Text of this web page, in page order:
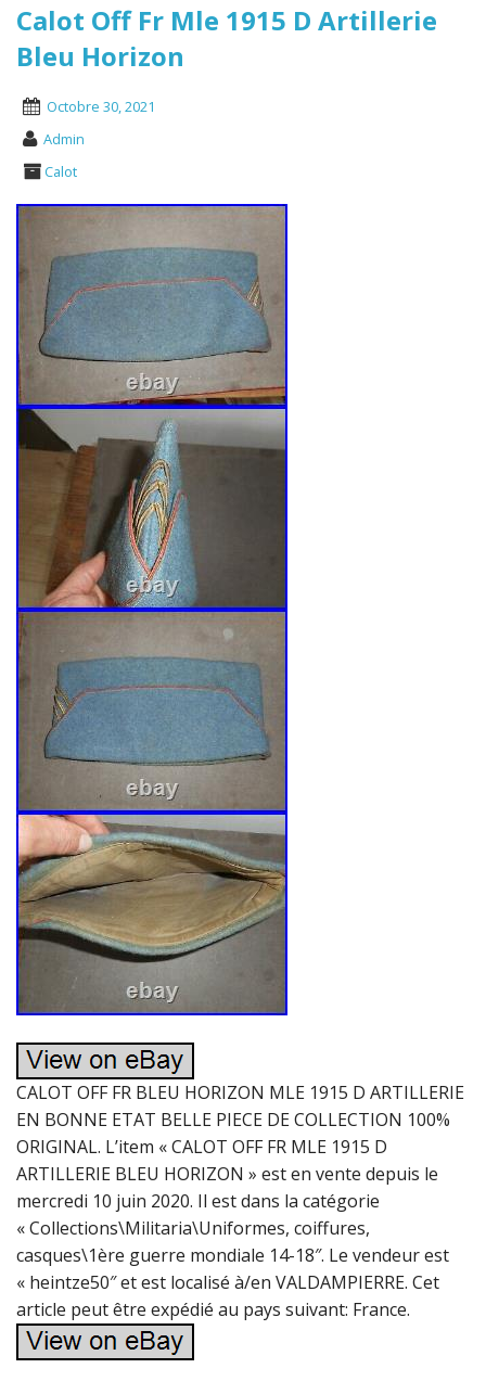
Calot Off Fr Mle 1915 D Artillerie
Bleu Horizon
Octobre 30, 2021
Admin
Calot
CALOT OFF FR BLEU HORIZON MLE 1915 D ARTILLERIE
EN BONNE ETAT BELLE PIECE DE COLLECTION 100%
ORIGINAL. L’item « CALOT OFF FR MLE 1915 D
ARTILLERIE BLEU HORIZON » est en vente depuis le
mercredi 10 juin 2020. Il est dans la catégorie
« Collections\Militaria\Uniformes, coiffures,
casques\1ère guerre mondiale 14-18″. Le vendeur est
« heintze50″ et est localisé à/en VALDAMPIERRE. Cet
article peut être expédié au pays suivant: France.